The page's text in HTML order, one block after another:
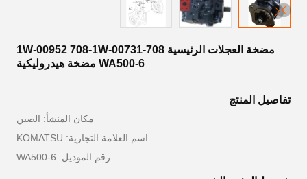
مضخة العجلات الرئيسية 708-1W-00952 708-1W-00731
WA500-6 مضخة هيدروليكية
تفاصيل المنتج
مكان المنشأ: الصين
اسم العلامة التجارية: KOMATSU
رقم الموديل: WA500-6